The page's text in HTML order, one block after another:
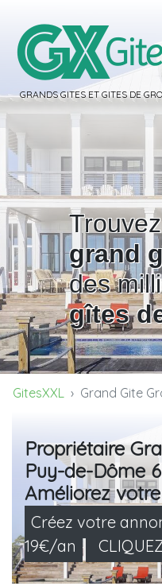
GRANDS GITES ET GITES DE
grand
des
gîtes
GitesXXL Grand Gite
Propriétaire
Puy-de-Dôme
Améliorez
Créez votre
19€/an